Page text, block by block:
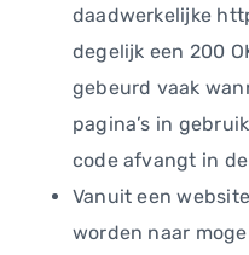
daadwerkelijke
degelijk een 200
gebeurd vaak
pagina’s in
code afvangt in
Vanuit een
worden naar